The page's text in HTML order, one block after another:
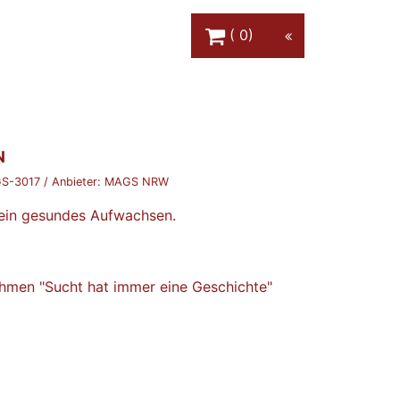
0
3017 / Anbieter: MAGS NRW
gesundes Aufwachsen.
"Sucht hat immer eine Geschichte"